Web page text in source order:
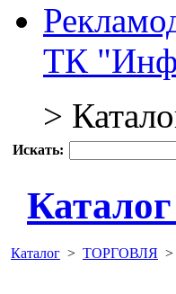
ТК
>
Искать:
Каталог > ТОРГОВЛЯ >